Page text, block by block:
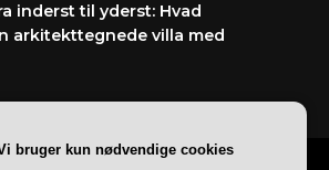
inderst til yderst: Hvad
arkitekttegnede villa med
bruger kun nødvendige cookies